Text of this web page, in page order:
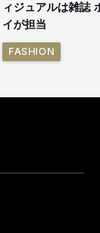
ィジュアルは雑誌
イが担当
FASHION